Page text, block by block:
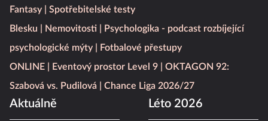
Fantasy
Spotřebitelské testy
Blesku
Nemovitosti
Psychologika - podcast rozbíjející
psychologické mýty
Fotbalové přestupy
ONLINE
Eventový prostor Level 9
OKTAGON 92:
Szabová vs. Pudilová
Chance Liga 2026/27
Aktuálně Léto 2026